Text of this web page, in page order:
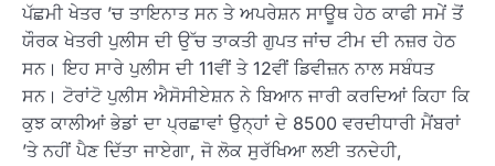
ਪੱਛਮੀ ਖੇਤਰ ’ਚ ਤਾਇਨਾਤ ਸਨ ਤੇ ਅਪਰੇਸ਼ਨ ਸਾਊਥ ਹੇਠ ਕਾਫੀ ਸਮੇਂ ਤੋਂ
ਯੌਰਕ ਖੇਤਰੀ ਪੁਲੀਸ ਦੀ ਉੱਚ ਤਾਕਤੀ ਗੁਪਤ ਜਾਂਚ ਟੀਮ ਦੀ ਨਜ਼ਰ ਹੇਠ
ਸਨ। ਇਹ ਸਾਰੇ ਪੁਲੀਸ ਦੀ 11ਵੀਂ ਤੇ 12ਵੀਂ ਡਿਵੀਜ਼ਨ ਨਾਲ ਸਬੰਧਤ
ਸਨ। ਟੋਰਾਂਟੋ ਪੁਲੀਸ ਐਸੋਸੀਏਸ਼ਨ ਨੇ ਬਿਆਨ ਜਾਰੀ ਕਰਦਿਆਂ ਕਿਹਾ ਕਿ
ਕੁਝ ਕਾਲੀਆਂ ਭੇਡਾਂ ਦਾ ਪ੍ਰਛਾਵਾਂ ਉਨ੍ਹਾਂ ਦੇ 8500 ਵਰਦੀਧਾਰੀ ਮੈਂਬਰਾਂ
’ਤੇ ਨਹੀਂ ਪੈਣ ਦਿੱਤਾ ਜਾਏਗਾ, ਜੋ ਲੋਕ ਸੁਰੱਖਿਆ ਲਈ ਤਨਦੇਹੀ,